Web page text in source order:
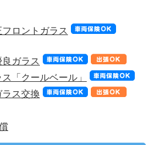
ロントガラス
ガラス
「クールベール」
ス交換